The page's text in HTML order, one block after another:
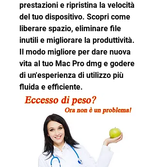
prestazioni e ripristina la velocità
del tuo dispositivo. Scopri come
liberare spazio, eliminare file
inutili e migliorare la produttività.
Il modo migliore per dare nuova
vita al tuo Mac Pro dmg e godere
di un'esperienza di utilizzo più
fluida e efficiente.